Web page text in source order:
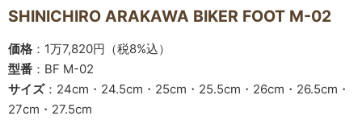
SHINICHIRO ARAKAWA BIKER FOOT M-02
価格 ：1万7,820円（税8%込）
型番 ：BF M-02
サイズ：24cm・24.5cm・25cm・25.5cm・26cm・26.5cm・
27cm・27.5cm